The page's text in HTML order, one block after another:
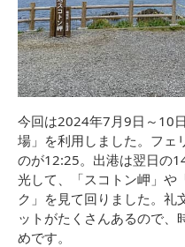
今回は2024年7月9日～10
場」を利用しました。フェ
のが12:25。出港は翌日の
光して、「スコトン岬」や
ク」を見て回りました。礼
ットがたくさんあるので、
めです。